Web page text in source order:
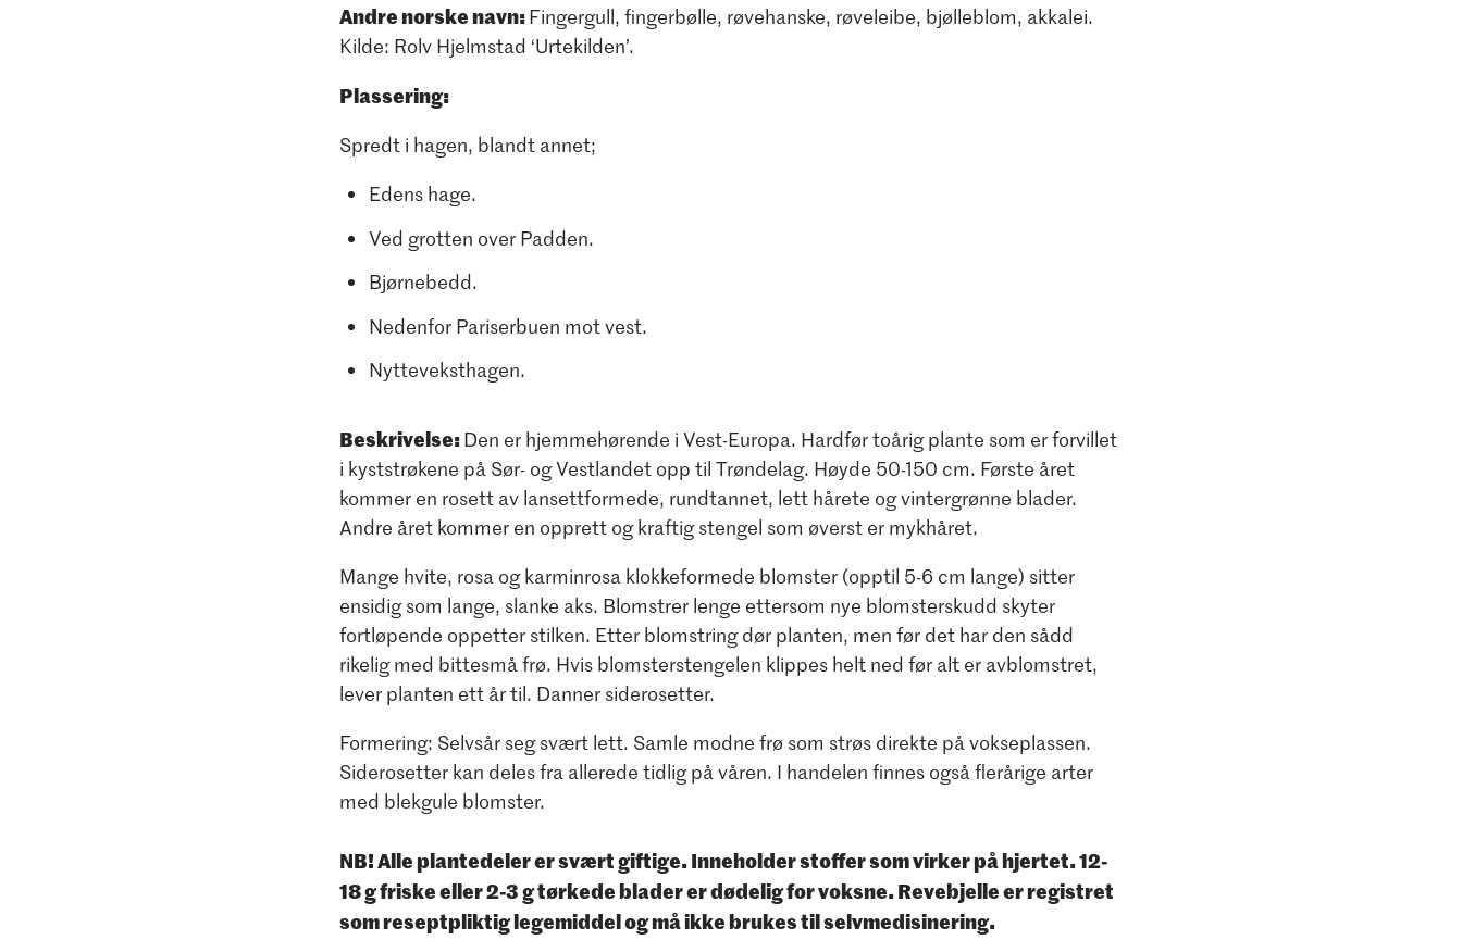
Andre norske navn:Fingergull, fingerbølle, røvehanske, røveleibe, bjølleblom, akkalei.
Kilde: Rolv Hjelmstad ‘Urtekilden’.
Plassering:
Spredt i hagen, blandt annet;
Edens hage.
Ved grotten over Padden.
Bjørnebedd.
Nedenfor Pariserbuen mot vest.
Nytteveksthagen​.
Beskrivelse:Den er hjemmehørende i Vest-Europa. Hardfør toårig plante som er forvillet
i kyststrøkene på Sør- og Vestlandet opp til Trøndelag. Høyde 50-150 cm. Første året
kommer en rosett av lansettformede, rundtannet, lett hårete og vintergrønne blader.
Andre året kommer en opprett og kraftig stengel som øverst er mykhåret.
Mange hvite, rosa og karminrosa klokkeformede blomster (opptil 5-6 cm lange) sitter
ensidig som lange, slanke aks. Blomstrer lenge ettersom nye blomsterskudd skyter
fortløpende oppetter stilken. Etter blomstring dør planten, men før det har den sådd
rikelig med bittesmå frø. Hvis blomsterstengelen klippes helt ned før alt er avblomstret,
lever planten ett år til. Danner siderosetter.
Formering: Selvsår seg svært lett. Samle modne frø som strøs direkte på vokseplassen.
Siderosetter kan deles fra allerede tidlig på våren. I handelen finnes også flerårige arter
med blekgule blomster.
NB! Alle plantedeler er svært giftige. Inneholder stoffer som virker på hjertet. 12-
18 g friske eller 2-3 g tørkede blader er dødelig for voksne. Revebjelle er registret
som reseptpliktig legemiddel og må ikke brukes til selvmedisinering.